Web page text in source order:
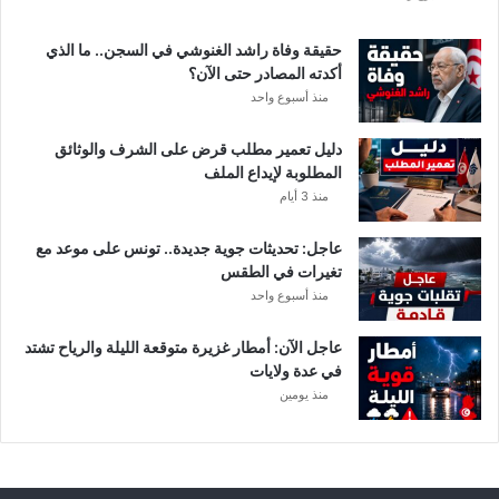
د
و
ر
ي
ب
ط
ا
ل
ف
ر
ي
ق
ي
ا
حقيقة وفاة راشد الغنوشي في السجن.. ما الذي
أكدته المصادر حتى الآن؟
منذ أسبوع واحد
دليل تعمير مطلب قرض على الشرف والوثائق
المطلوبة لإيداع الملف
منذ 3 أيام
عاجل: تحديثات جوية جديدة.. تونس على موعد مع
تغيرات في الطقس
منذ أسبوع واحد
عاجل الآن: أمطار غزيرة متوقعة الليلة والرياح تشتد
في عدة ولايات
منذ يومين